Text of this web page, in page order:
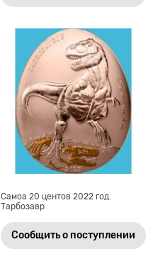
Самоа 20 центов 2022 год.
Тарбозавр
Сообщить о поступлении